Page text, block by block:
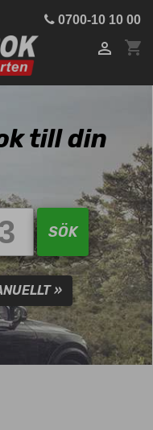
0700-10 10 00
shopping_cart

till din
SÖK
»